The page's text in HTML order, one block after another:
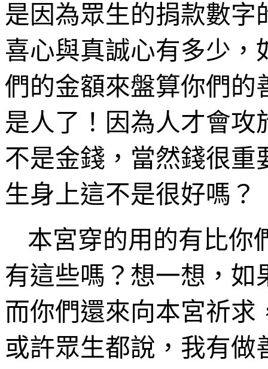
是因為眾生的捐款數字
喜心與真誠心有多少
們的金額來盤算你們
是人了！因為人才會攻
不是金錢，當然錢很重
生身上這不是很好嗎？
本宮穿的用的有比
有這些嗎？想一想，
而你們還來向本宮祈求
或許眾生都說，我有做